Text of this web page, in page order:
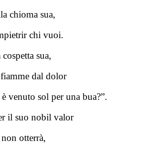
chioma sua,
chi vuoi.
sua,
dal dolor
venuto sol per una bua?”.
il suo nobil valor
otterrà,